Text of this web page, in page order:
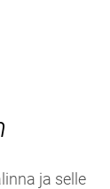
ja selle